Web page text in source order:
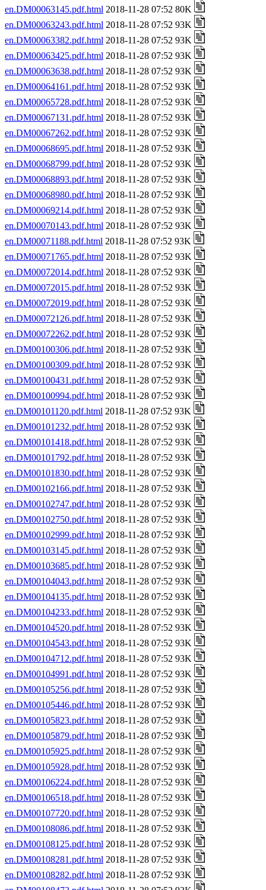
en.DM00063145.pdf.html 2018-11-28 07:52 80K
en.DM00063243.pdf.html 2018-11-28 07:52 93K
en.DM00063382.pdf.html 2018-11-28 07:52 93K
en.DM00063425.pdf.html 2018-11-28 07:52 93K
en.DM00063638.pdf.html 2018-11-28 07:52 93K
en.DM00064161.pdf.html 2018-11-28 07:52 93K
en.DM00065728.pdf.html 2018-11-28 07:52 93K
en.DM00067131.pdf.html 2018-11-28 07:52 93K
en.DM00067262.pdf.html 2018-11-28 07:52 93K
en.DM00068695.pdf.html 2018-11-28 07:52 93K
en.DM00068799.pdf.html 2018-11-28 07:52 93K
en.DM00068893.pdf.html 2018-11-28 07:52 93K
en.DM00068980.pdf.html 2018-11-28 07:52 93K
en.DM00069214.pdf.html 2018-11-28 07:52 93K
en.DM00070143.pdf.html 2018-11-28 07:52 93K
en.DM00071188.pdf.html 2018-11-28 07:52 93K
en.DM00071765.pdf.html 2018-11-28 07:52 93K
en.DM00072014.pdf.html 2018-11-28 07:52 93K
en.DM00072015.pdf.html 2018-11-28 07:52 93K
en.DM00072019.pdf.html 2018-11-28 07:52 93K
en.DM00072126.pdf.html 2018-11-28 07:52 93K
en.DM00072262.pdf.html 2018-11-28 07:52 93K
en.DM00100306.pdf.html 2018-11-28 07:52 93K
en.DM00100309.pdf.html 2018-11-28 07:52 93K
en.DM00100431.pdf.html 2018-11-28 07:52 93K
en.DM00100994.pdf.html 2018-11-28 07:52 93K
en.DM00101120.pdf.html 2018-11-28 07:52 93K
en.DM00101232.pdf.html 2018-11-28 07:52 93K
en.DM00101418.pdf.html 2018-11-28 07:52 93K
en.DM00101792.pdf.html 2018-11-28 07:52 93K
en.DM00101830.pdf.html 2018-11-28 07:52 93K
en.DM00102166.pdf.html 2018-11-28 07:52 93K
en.DM00102747.pdf.html 2018-11-28 07:52 93K
en.DM00102750.pdf.html 2018-11-28 07:52 93K
en.DM00102999.pdf.html 2018-11-28 07:52 93K
en.DM00103145.pdf.html 2018-11-28 07:52 93K
en.DM00103685.pdf.html 2018-11-28 07:52 93K
en.DM00104043.pdf.html 2018-11-28 07:52 93K
en.DM00104135.pdf.html 2018-11-28 07:52 93K
en.DM00104233.pdf.html 2018-11-28 07:52 93K
en.DM00104520.pdf.html 2018-11-28 07:52 93K
en.DM00104543.pdf.html 2018-11-28 07:52 93K
en.DM00104712.pdf.html 2018-11-28 07:52 93K
en.DM00104991.pdf.html 2018-11-28 07:52 93K
en.DM00105256.pdf.html 2018-11-28 07:52 93K
en.DM00105446.pdf.html 2018-11-28 07:52 93K
en.DM00105823.pdf.html 2018-11-28 07:52 93K
en.DM00105879.pdf.html 2018-11-28 07:52 93K
en.DM00105925.pdf.html 2018-11-28 07:52 93K
en.DM00105928.pdf.html 2018-11-28 07:52 93K
en.DM00106224.pdf.html 2018-11-28 07:52 93K
en.DM00106518.pdf.html 2018-11-28 07:52 93K
en.DM00107720.pdf.html 2018-11-28 07:52 93K
en.DM00108086.pdf.html 2018-11-28 07:52 93K
en.DM00108125.pdf.html 2018-11-28 07:52 93K
en.DM00108281.pdf.html 2018-11-28 07:52 93K
en.DM00108282.pdf.html 2018-11-28 07:52 93K